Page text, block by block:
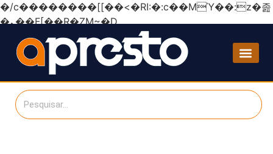
�/c��������[[��<�RI:�:c��MΎ��:z�졾
�ܢ��F[��R�ZM~�D